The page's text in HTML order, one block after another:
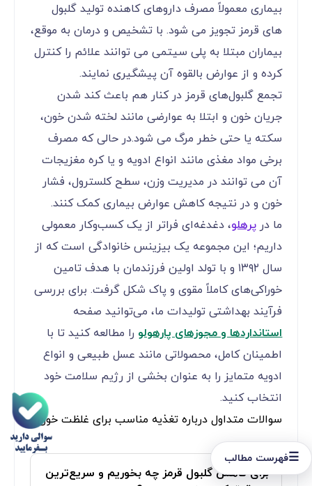
بیماری معمولاً مصرف داروهای کاهنده تولید گلبول
های قرمز تجویز می شود. با تشخیص و درمان به موقع،
بیماران مبتلا به پلی سیتمی می توانند علائم را کنترل
کرده و از عوارض بالقوه آن پیشگیری نمایند.
تجمع گلبول‌های قرمز در کنار هم باعث کند شدن
جریان خون و ابتلا به عوارضی مانند لخته شدن خون،
سکته یا حتی خطر مرگ می شود.در حالی که مصرف
برخی مواد مغذی مانند انواع ادویه و یا کره مغزیجات
آن می توانند در مدیریت وزن، سطح کلسترول، فشار
خون و در نتیجه کاهش عوارض بیماری کمک کنند.
ما در پرهلو، دغدغه‌ای فراتر از یک کسب‌وکار معمولی
داریم؛ این مجموعه یک بیزینس خانوادگی است که از
سال ۱۳۹۲ و با تولد اولین فرزندمان با هدف تامین
خوراکی‌های کاملاً مقوی و پاک شکل گرفت. برای بررسی
فرآیند بهداشتی تولیدات ما، می‌توانید صفحه
استانداردها و مجوزهای پارهولو را مطالعه کنید تا با
اطمینان کامل، محصولاتی مانند عسل طبیعی و انواع
ادویه متمایز را به عنوان بخشی از رژیم سلامت خود
انتخاب کنید.
سوالات متداول درباره تغذیه مناسب برای غلظت خون
برای کاهش گلبول قرمز چه بخوریم و سریع‌ترین
☰فهرست مطالب